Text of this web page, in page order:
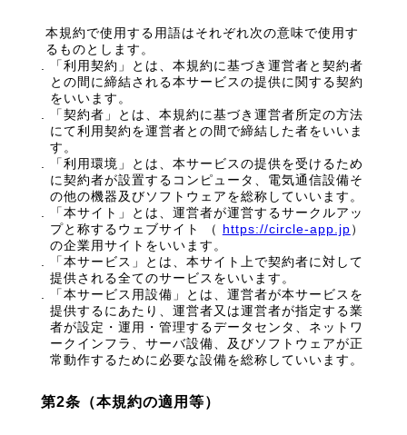
本規約で使用する用語はそれぞれ次の意味で使用す
るものとします。
「利用契約」とは、本規約に基づき運営者と契約者
との間に締結される本サービスの提供に関する契約
をいいます。
「契約者」とは、本規約に基づき運営者所定の方法
にて利用契約を運営者との間で締結した者をいいま
す。
「利用環境」とは、本サービスの提供を受けるため
に契約者が設置するコンピュータ、電気通信設備そ
の他の機器及びソフトウェアを総称していいます。
「本サイト」とは、運営者が運営するサークルアッ
プと称するウェブサイト （ https://circle-app.jp）
の企業用サイトをいいます。
「本サービス」とは、本サイト上で契約者に対して
提供される全てのサービスをいいます。
「本サービス用設備」とは、運営者が本サービスを
提供するにあたり、運営者又は運営者が指定する業
者が設定・運用・管理するデータセンタ、ネットワ
ークインフラ、サーバ設備、及びソフトウェアが正
常動作するために必要な設備を総称していいます。
第2条（本規約の適用等）